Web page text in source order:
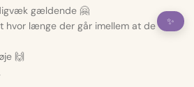
gældende 🤗
hvor længe der går imellem at de
🙌
✨